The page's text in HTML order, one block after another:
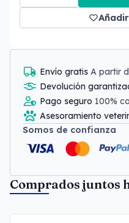
Envío gratis A partir
Devolución
Pago seguro 100%
Asesoramiento
Somos de confianza
Comprados juntos